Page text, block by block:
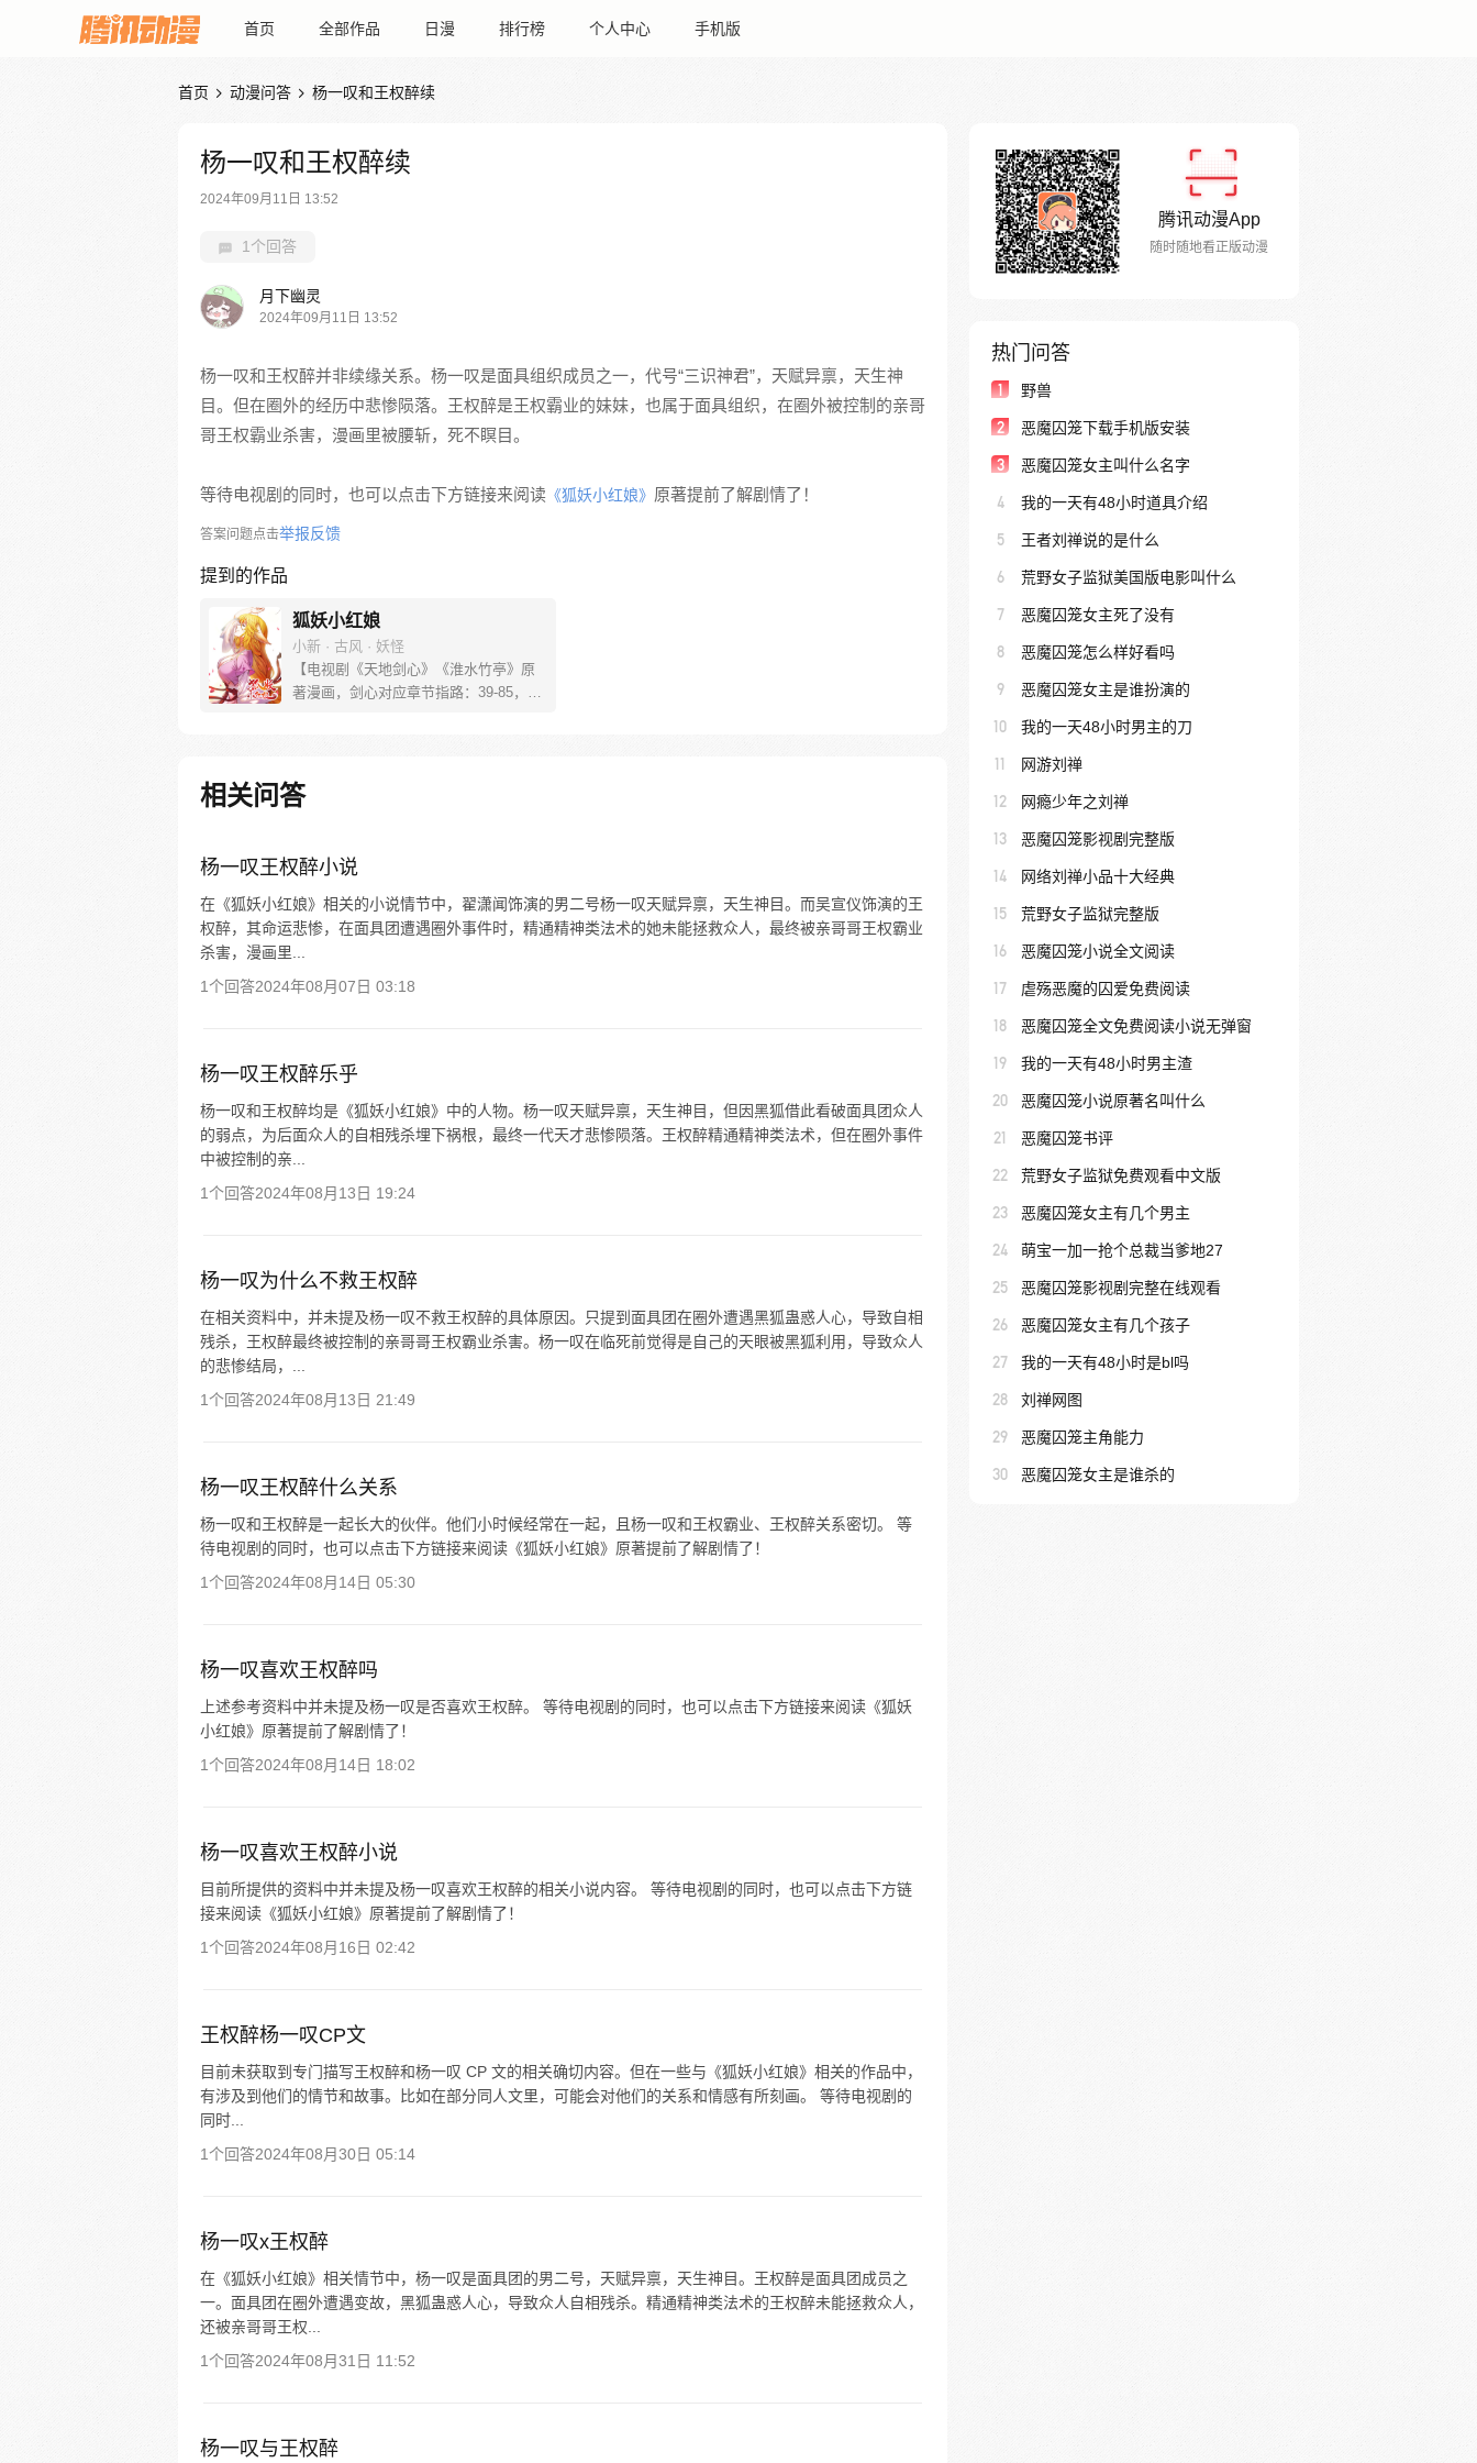
首页 全部作品 日漫 排行榜 个人中心 手机版
首页  动漫问答  杨一叹和王权醉续
杨一叹和王权醉续
2024年09月11日 13:52
1个回答
月下幽灵
2024年09月11日 13:52
杨一叹和王权醉并非续缘关系。杨一叹是面具组织成员之一，代号“三识神君”，天赋异禀，天生神
目。但在圈外的经历中悲惨陨落。王权醉是王权霸业的妹妹，也属于面具组织，在圈外被控制的亲哥
哥王权霸业杀害，漫画里被腰斩，死不瞑目。
等待电视剧的同时，也可以点击下方链接来阅读 《狐妖小红娘》 原著提前了解剧情了！
答案问题点击举报反馈
提到的作品
狐妖小红娘
小新 · 古风 · 妖怪
【电视剧《天地剑心》《淮水竹亭》原
著漫画，剑心对应章节指路：39-85，淮
新。）
相关问答
杨一叹王权醉小说
在《狐妖小红娘》相关的小说情节中，翟潇闻饰演的男二号杨一叹天赋异禀，天生神目。而吴宣仪饰演的王
权醉，其命运悲惨，在面具团遭遇圈外事件时，精通精神类法术的她未能拯救众人，最终被亲哥哥王权霸业
杀害，漫画里...
1个回答2024年08月07日 03:18
杨一叹王权醉乐乎
杨一叹和王权醉均是《狐妖小红娘》中的人物。杨一叹天赋异禀，天生神目，但因黑狐借此看破面具团众人
的弱点，为后面众人的自相残杀埋下祸根，最终一代天才悲惨陨落。王权醉精通精神类法术，但在圈外事件
中被控制的亲...
1个回答2024年08月13日 19:24
杨一叹为什么不救王权醉
在相关资料中，并未提及杨一叹不救王权醉的具体原因。只提到面具团在圈外遭遇黑狐蛊惑人心，导致自相
残杀，王权醉最终被控制的亲哥哥王权霸业杀害。杨一叹在临死前觉得是自己的天眼被黑狐利用，导致众人
的悲惨结局，...
1个回答2024年08月13日 21:49
杨一叹王权醉什么关系
杨一叹和王权醉是一起长大的伙伴。他们小时候经常在一起，且杨一叹和王权霸业、王权醉关系密切。 等
待电视剧的同时，也可以点击下方链接来阅读《狐妖小红娘》原著提前了解剧情了！
1个回答2024年08月14日 05:30
杨一叹喜欢王权醉吗
上述参考资料中并未提及杨一叹是否喜欢王权醉。 等待电视剧的同时，也可以点击下方链接来阅读《狐妖
小红娘》原著提前了解剧情了！
1个回答2024年08月14日 18:02
杨一叹喜欢王权醉小说
目前所提供的资料中并未提及杨一叹喜欢王权醉的相关小说内容。 等待电视剧的同时，也可以点击下方链
接来阅读《狐妖小红娘》原著提前了解剧情了！
1个回答2024年08月16日 02:42
王权醉杨一叹CP文
目前未获取到专门描写王权醉和杨一叹 CP 文的相关确切内容。但在一些与《狐妖小红娘》相关的作品中，
有涉及到他们的情节和故事。比如在部分同人文里，可能会对他们的关系和情感有所刻画。 等待电视剧的
同时...
1个回答2024年08月30日 05:14
杨一叹x王权醉
在《狐妖小红娘》相关情节中，杨一叹是面具团的男二号，天赋异禀，天生神目。王权醉是面具团成员之
一。面具团在圈外遭遇变故，黑狐蛊惑人心，导致众人自相残杀。精通精神类法术的王权醉未能拯救众人，
还被亲哥哥王权...
1个回答2024年08月31日 11:52
杨一叹与王权醉
腾讯动漫App
随时随地看正版动漫
热门问答
1 野兽
2 恶魔囚笼下载手机版安装
3 恶魔囚笼女主叫什么名字
4 我的一天有48小时道具介绍
5 王者刘禅说的是什么
6 荒野女子监狱美国版电影叫什么
7 恶魔囚笼女主死了没有
8 恶魔囚笼怎么样好看吗
9 恶魔囚笼女主是谁扮演的
10 我的一天48小时男主的刀
11 网游刘禅
12 网瘾少年之刘禅
13 恶魔囚笼影视剧完整版
14 网络刘禅小品十大经典
15 荒野女子监狱完整版
16 恶魔囚笼小说全文阅读
17 虐殇恶魔的囚爱免费阅读
18 恶魔囚笼全文免费阅读小说无弹窗
19 我的一天有48小时男主渣
20 恶魔囚笼小说原著名叫什么
21 恶魔囚笼书评
22 荒野女子监狱免费观看中文版
23 恶魔囚笼女主有几个男主
24 萌宝一加一抢个总裁当爹地27
25 恶魔囚笼影视剧完整在线观看
26 恶魔囚笼女主有几个孩子
27 我的一天有48小时是bl吗
28 刘禅网图
29 恶魔囚笼主角能力
30 恶魔囚笼女主是谁杀的